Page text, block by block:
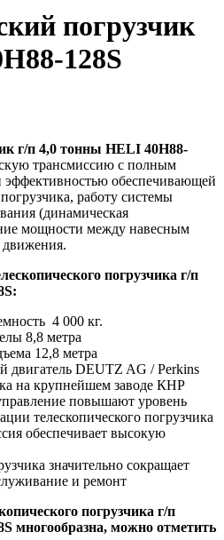
погрузчик
128S
г/п 4,0 тонны HELI 40H88-
трансмиссию с полным
эффективностью обеспечивающей
работу системы
(динамическая
мощности между навесным
движения.
погрузчика г/п
4 000 кг.
8,8 метра
12,8 метра
DEUTZ AG / Perkins
на крупнейшем заводе КНР
повышают уровень
телескопического погрузчика
обеспечивает высокую
значительно сокращает
и ремонт
погрузчика г/п
многообразна, можно отметить